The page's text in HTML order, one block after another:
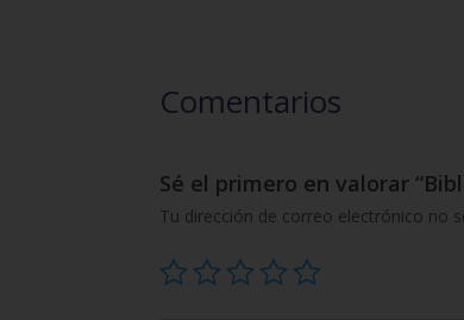
Comentarios
Sé el primero en valorar
Tu dirección de correo electrónico no